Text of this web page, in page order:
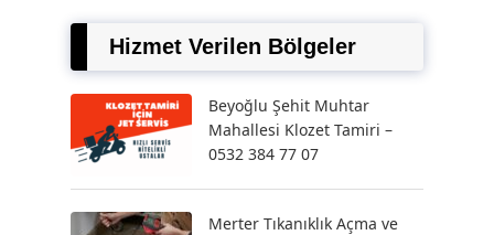
Hizmet Verilen Bölgeler
Beyoğlu Şehit Muhtar
Mahallesi Klozet Tamiri –
0532 384 77 07
Merter Tıkanıklık Açma ve